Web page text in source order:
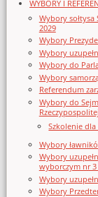
WYBORY I
Wybory sołtysa
2029
Wybory
Wybory
Wybory do
Wybory
Referendum
Wybory do
Szkolenie dla
Wybory
Wybory
wyborczym nr 3
Wybory
Wybory